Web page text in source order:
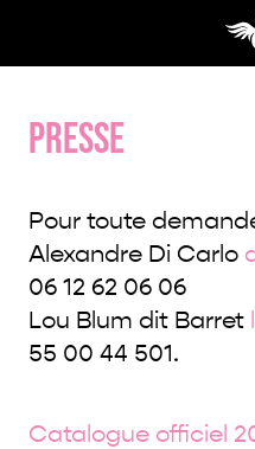
PRESSE
Pour toute
Alexandre Di Carlo
06 12 62 06 06
Lou Blum dit Barret
55 00 44 501.
Catalogue officiel